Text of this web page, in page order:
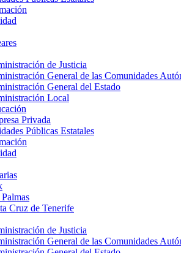
de Justicia
General de las Comunidades
General del Estado
Local
Privada
Públicas Estatales
Cruz de Tenerife
de Justicia
General de las Comunidades